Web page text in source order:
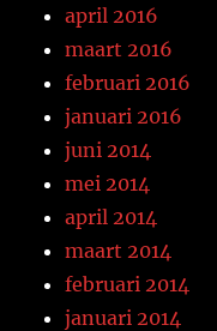
april 2016
maart 2016
februari 2016
januari 2016
juni 2014
mei 2014
april 2014
maart 2014
februari 2014
januari 2014